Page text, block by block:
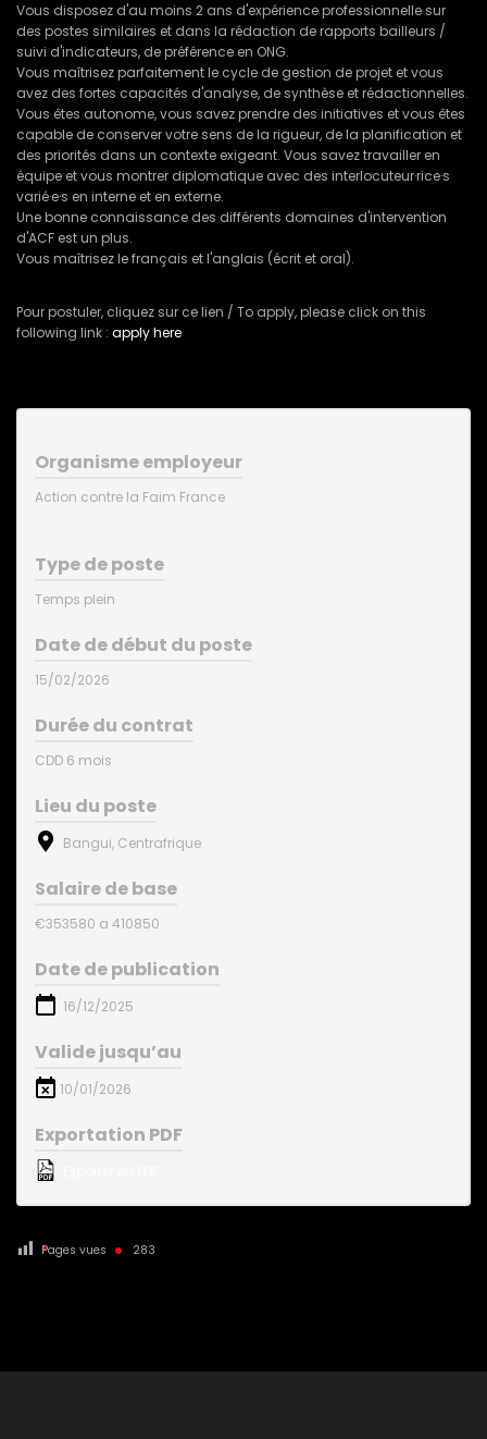
Vous disposez d'au moins 2 ans d'expérience professionnelle sur
des postes similaires et dans la rédaction de rapports bailleurs /
suivi d'indicateurs, de préférence en ONG.
Vous maîtrisez parfaitement le cycle de gestion de projet et vous
avez des fortes capacités d'analyse, de synthèse et rédactionnelles.
Vous êtes autonome, vous savez prendre des initiatives et vous êtes
capable de conserver votre sens de la rigueur, de la planification et
des priorités dans un contexte exigeant. Vous savez travailler en
équipe et vous montrer diplomatique avec des interlocuteur·rice·s
varié·e·s en interne et en externe.
Une bonne connaissance des différents domaines d'intervention
d'ACF est un plus.
Vous maîtrisez le français et l'anglais (écrit et oral).
Pour postuler, cliquez sur ce lien / To apply, please click on this
following link : apply here
Organisme employeur
Action contre la Faim France
Type de poste
Temps plein
Date de début du poste
15/02/2026
Durée du contrat
CDD 6 mois
Lieu du poste
Bangui, Centrafrique
Salaire de base
€353580 a 410850
Date de publication
16/12/2025
Valide jusqu’au
10/01/2026
Exportation PDF
Pages vues 283